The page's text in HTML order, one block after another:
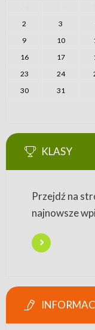
2
3
9
10
16
17
23
24
30
31
KLASY
Przejdź na
najnowsze